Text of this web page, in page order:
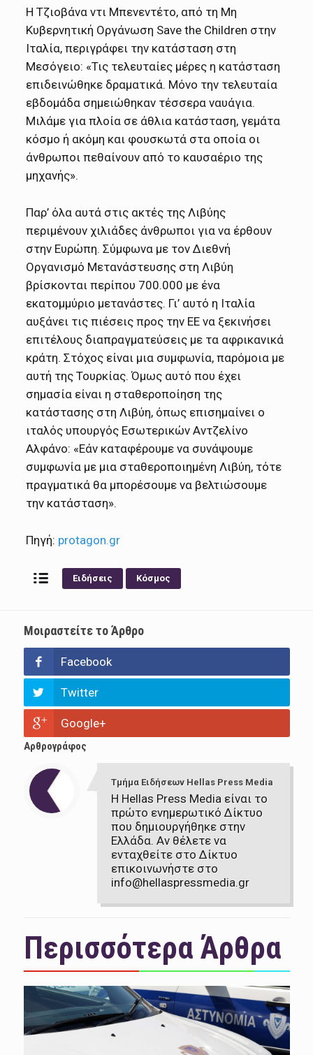
Η Τζιοβάνα ντι Μπενεντέτο, από τη Μη
Κυβερνητική Οργάνωση Save the Children στην
Ιταλία, περιγράφει την κατάσταση στη
Μεσόγειο: «Τις τελευταίες μέρες η κατάσταση
επιδεινώθηκε δραματικά. Μόνο την τελευταία
εβδομάδα σημειώθηκαν τέσσερα ναυάγια.
Μιλάμε για πλοία σε άθλια κατάσταση, γεμάτα
κόσμο ή ακόμη και φουσκωτά στα οποία οι
άνθρωποι πεθαίνουν από το καυσαέριο της
μηχανής».
Παρ’ όλα αυτά στις ακτές της Λιβύης
περιμένουν χιλιάδες άνθρωποι για να έρθουν
στην Ευρώπη. Σύμφωνα με τον Διεθνή
Οργανισμό Μετανάστευσης στη Λιβύη
βρίσκονται περίπου 700.000 με ένα
εκατομμύριο μετανάστες. Γι’ αυτό η Ιταλία
αυξάνει τις πιέσεις προς την ΕΕ να ξεκινήσει
επιτέλους διαπραγματεύσεις με τα αφρικανικά
κράτη. Στόχος είναι μια συμφωνία, παρόμοια με
αυτή της Τουρκίας. Όμως αυτό που έχει
σημασία είναι η σταθεροποίηση της
κατάστασης στη Λιβύη, όπως επισημαίνει ο
ιταλός υπουργός Εσωτερικών Αντζελίνο
Αλφάνο: «Εάν καταφέρουμε να συνάψουμε
συμφωνία με μια σταθεροποιημένη Λιβύη, τότε
πραγματικά θα μπορέσουμε να βελτιώσουμε
την κατάσταση».
Πηγή: protagon.gr
Ειδήσεις Κόσμος
Μοιραστείτε το Άρθρο
Facebook
Twitter
Google+
Αρθρογράφος
Τμήμα Ειδήσεων Hellas Press Media
Η Hellas Press Media είναι το
πρώτο ενημερωτικό Δίκτυο
που δημιουργήθηκε στην
Ελλάδα. Αν θέλετε να
ενταχθείτε στο Δίκτυο
επικοινωνήστε στο
info@hellaspressmedia.gr
Περισσότερα Άρθρα